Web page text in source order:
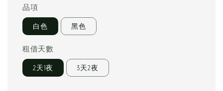
品項
白色 黑色
租借天數
2天1夜 3天2夜